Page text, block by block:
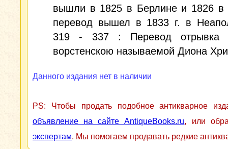
вышли в 1825 в Берлине и 1826 в
перевод вышел в 1833 г. в
319 - 337 : Перевод отрывка
ворстенскою называемой Диона
Данного издания нет в наличии
PS: Чтобы продать подобное антикварное
объявление на сайте AntiqueBooks.ru, или
экспертам. Мы помогаем продавать редкие